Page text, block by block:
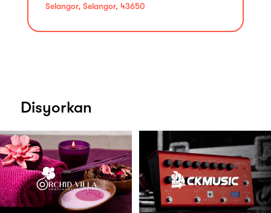
Selangor, Selangor, 43650
Disyorkan